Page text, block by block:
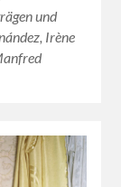
und
Irène